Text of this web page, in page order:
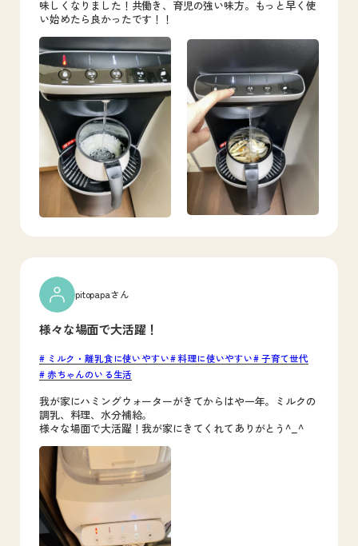
味しくなりました！共働き、育児の強い味方。もっと早く使
い始めたら良かったです！！
様々な場面で大活躍！
ミルク・離乳食に使いやすい 料理に使いやすい 子育て世代
赤ちゃんのいる生活
pitopapaさん
我が家にハミングウォーターがきてからはや一年。ミルクの
調乳、料理、水分補給。
様々な場面で大活躍！我が家にきてくれてありがとう^_^